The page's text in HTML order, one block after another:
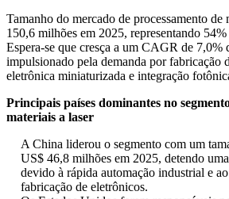
Tamanho do mercado de processamento de
150,6 milhões em 2025, representando
Espera-se que cresça a um CAGR de 7,0%
impulsionado pela demanda por fabricação
eletrônica miniaturizada e integração
Principais países dominantes no
materiais a laser
A China liderou o segmento com um
US$ 46,8 milhões em 2025, detendo
devido à rápida automação industrial e
fabricação de eletrônicos.